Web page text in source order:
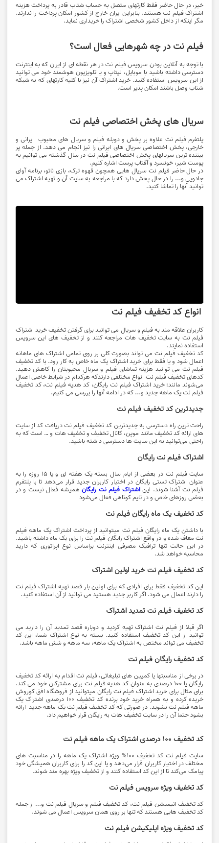
خیر، در حال حاضر فقط کارتهای متصل به حساب شتاب قادر به پرداخت هزینه
اشتراک فیلم نت هستند. بنابراین ایران خارج از کشور امکان پرداخت را ندارند.
مگر اینکه از داخل کشور شخصی اشتراک را خریداری نماید.
فیلم نت در چه شهرهایی فعال است؟
با توجه به آنلاین بودن سرویس فیلم نت در هر نقطه ای از ایران که به اینترنت
دسترسی داشته باشید با موبایل، لپتاپ و یا تلویزیون هوشمند خود می توانید
از این سرویس استفاده کنید. خرید اشتراک آن نیز با کلیه کارتهای که به شبکه
شتاب وصل باشند امکان پذیر است.
سریال های پخش اختصاصی فیلم نت
پلتفرم فیلم نت علاوه بر پخش و دوبله فیلم و سریال های محبوب ایرانی و
خارجی، پخش اختصاصی سریال های ایرانی را نیز انجام می دهد. از جمله پر
بیننده ترین سریالهای پخش اختصاصی فیلم نت در سال گذشته می توانیم به
پوست شیر، خونسرد و آفتاب پرست اشاره کنیم.
در حال حاضر فیلم نت سریال هایی همچون قهوه ترک، بازی ناتو، برنامه آوای
جادویی و... را در حال پخش دارد که با مراجعه به سایت آن و تهیه اشتراک می
توانید آنها را تماشا کنید.
انواع کد تخفیف فیلم نت
کاربران علاقه مند به فیلم و سریال می توانید برای گرفتن تخفیف خرید اشتراک
فیلم نت به سایت تخفیف هات مراجعه کنند و از تخفیف های این سرویس
استفاده نمایند.
کد تخفیف فیلم نت می تواند بصورت کلی بر روی تمامی اشتراک های ماهانه
اعمال شود و یا فقط برای خرید اشتراک یک ماه خاص به کار رود. با کد تخفیف
فیلم نت می توانید هزینه تماشای فیلم و سریال محبوبتان را کاهش دهید.
کدهای تخفیف فیلم نت انواع مختلفی دارندکه هرکدام در شرایط خاصی اعمال
می‌شوند مانند: خرید اشتراک فیلم نت رایگان، کد هدیه فیلم نت، کد تخفیف
فیلم نت یک ماهه جدید و... که در ادامه آنها را بررسی می کنیم.
جدیدترین کد تخفیف فیلم نت
راحت ترین راه دسترسی به جدیدترین کد تخفیف فیلم نت دریافت کد از سایت
های ارائه کد تخفیف مانند موپن، کانال تخفیف و تخفیف هات و … است که به
راحتی می‌توانید به این سایت ها دسترسی داشته باشید.
اشتراک فیلم نت رایگان
سایت فیلم نت در بعضی از ایام سال بسته یک هفته ای و یا 15 روزه را به
عنوان اشتراک تستی رایگان در اختیار کاربران جدید قرار می‌دهد تا با پلتفرم
فیلم نت آشنا شوند. ایناشتراک فیلم نت رایگانهمیشه فعال نیست و در
بعضی روزهای خاص و در تایم کوتاهی فعال می‌شود
کد تخفیف یک ماه رایگان فیلم نت
با داشتن یک ماه رایگان فیلم نت میتوانید از پرداخت اشتراک یک ماهه فیلم
نت معاف شده و در‌ واقع اشتراک رایگان فیلم نت را برای یک ماه داشته باشید.
در این حالت تنها ترافیک مصرفی اینترنت براساس نوع اپراتوری که دارید
محاسبه خواهد شد.
کد تخفیف فیلم نت خرید اولین اشتراک
این کد تخفیف فقط برای افرادی که برای اولین بار قصد تهیه اشتراک فیلم نت
را دارند اعمال می شود. اگر کاربر جدید هستید می توانید از آن استفاده کنید.
کد تخفیف فیلم نت تمدید اشتراک
اگر قبلا از فیلم نت اشتراک تهیه کردید و دوباره قصد تمدید آن را دارید می
توانید از این کد تخفیف استفاده کنید. بسته به نوع اشتراک شما، این کد
تخفیف می تواند مختص به اشتراک یک ماهه، سه ماهه و شش ماهه باشد.
کد تخفیف رایگان فیلم نت
در برخی از مناسبتها یا کمپین های تبلیغاتی، فیلم نت اقدام به ارائه کد تخفیف
رایگان یا 100 درصدی به عنوان کد هدیه فیلم نت برای مشترکان خود می کند.
برای مثال برای خرید اشتراک فیلم نت رایگان میتوانید از فروشگاه افق کوروش
خریده کرده و به همراه خرید خود برنده کد تخفیف 100 درصدی اشتراک یک
ماهه فیلم نت بشوید. در صورتی که کد تخفیف فیلم نت یک ماهه جدید ارائه
بشود حتما آن را در سایت تخفیف هات به رایگان قرار خواهیم داد.
کد تخفیف 100 درصدی اشتراک یک ماهه فیلم نت
سایت فیلم نت کد تخفیف 100% ویژه اشتراک یک ماهه را در مناسبت های
مختلف در اختیار کاربران قرار می‌دهد و یا این کد را برای کاربران همیشگی خود
پیامک می‌کند تا از این کد استفاده کنند و از تخفیف ویژه بهره مند شوند.
کد تخفیف ویژه سرویس فیلم نت
کد تخفیف انیمیشن فیلم نت، کد تخفیف فیلم و سریال فیلم نت و... از جمله
کد تخفیف هایی هستند که تنها بر روی همان سرویس اعمال می شوند.
کد تخفیف ویژه اپلیکیشن فیلم نت